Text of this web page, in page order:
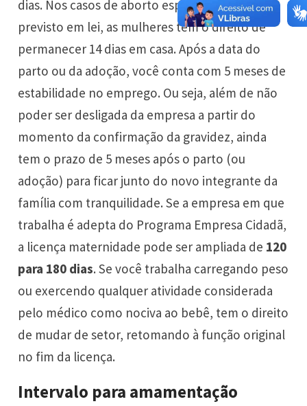
dias. Nos casos de aborto espontâneo ou
previsto em lei, as mulheres têm o direito de
permanecer 14 dias em casa. Após a data do
parto ou da adoção, você conta com 5 meses de
estabilidade no emprego. Ou seja, além de não
poder ser desligada da empresa a partir do
momento da confirmação da gravidez, ainda
tem o prazo de 5 meses após o parto (ou
adoção) para ficar junto do novo integrante da
família com tranquilidade. Se a empresa em que
trabalha é adepta do Programa Empresa Cidadã,
a licença maternidade pode ser ampliada de 120
para 180 dias. Se você trabalha carregando peso
ou exercendo qualquer atividade considerada
pelo médico como nociva ao bebê, tem o direito
de mudar de setor, retomando à função original
no fim da licença.
Intervalo para amamentação